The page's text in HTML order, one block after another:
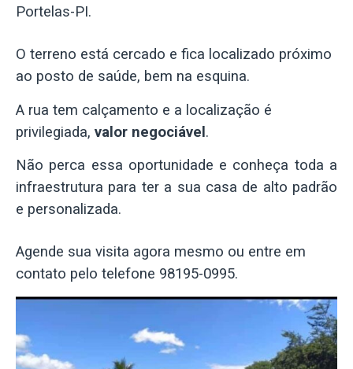
Portelas-PI.
O terreno está cercado e fica localizado próximo
ao posto de saúde, bem na esquina.
A rua tem calçamento e a localização é
privilegiada, valor negociável .
Não perca essa oportunidade e conheça toda a
infraestrutura para ter a sua casa de alto padrão
e personalizada.
Agende sua visita agora mesmo ou entre em
contato pelo telefone 98195-0995.